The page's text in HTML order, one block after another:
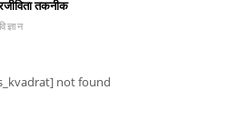
तकनीक
not found